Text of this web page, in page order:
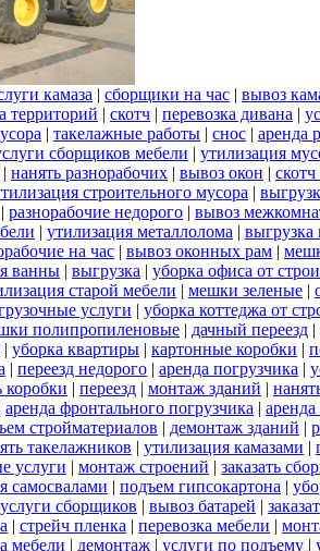
камаза | сборщики на час | вывоз
территорий | скотч | перевозка дивана |
| такелажные работы | снос | аренда
сборщиков мебели | утилизация
| нанять разнорабочих | вывоз окон |
строительного мусора |
| разнорабочие недорого | вывоз
| утилизация металлолома | выгрузка
на час | вывоз оконных рам |
ванны | выгрузка | уборка офиса от
старой мебели | мешки зеленые |
услуги | уборка коттеджа от
полипропиленовые | дачный переезд |
| уборка квартиры | картонные коробки |
| переезд недорого | аренда погрузчика |
коробки | переезд | монтаж зданий |
аренда фронтального погрузчика |
стройматериалов | демонтаж зданий |
такелажников | утилизация камазами |
услуги | монтаж строений | заказать
самосвалами | подъем гипсокартона |
услуги сборщиков | вывоз батарей |
| стрейч пленка | перевозка мебели |
мебели | демонтаж | услуги по подъему |